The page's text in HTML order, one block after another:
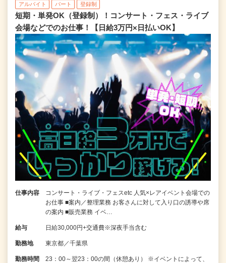
アルバイト パート 登録制
短期・単発OK（登録制）！コンサート・フェス・ライブ
会場などでのお仕事！【日給3万円×日払いOK】
仕事内容
コンサート・ライブ・フェスetc 人気×レアイベント会場での
お仕事 ■案内／整理業務 お客さんに対して入り口の誘導や席
の案内 ■販売業務 イベ…
給与 日給30,000円+交通費※深夜手当含む
勤務地 東京都／千葉県
勤務時間
23：00～翌23：00の間（休憩あり） ※イベントによって、